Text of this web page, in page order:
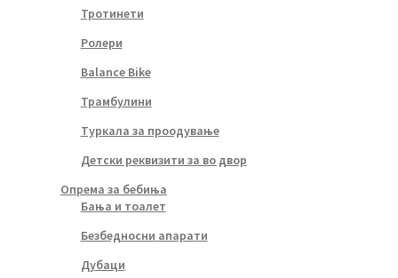
Тротинети
Ролери
Balance Bike
Трамбулини
Туркала за проодување
Детски реквизити за во двор
Опрема за бебиња
Бања и тоалет
Безбедносни апарати
Дубаци